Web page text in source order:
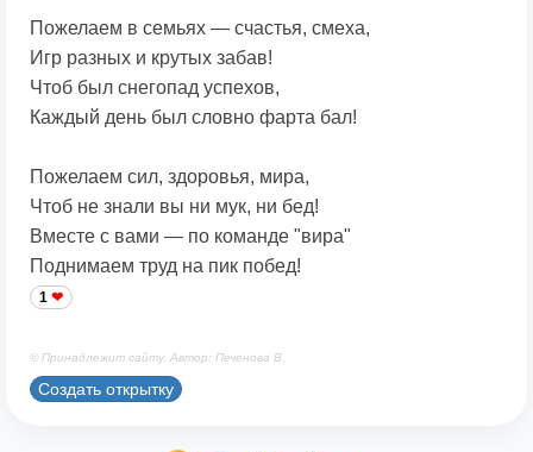
Пожелаем в семьях — счастья, смеха,
Игр разных и крутых забав!
Чтоб был снегопад успехов,
Каждый день был словно фарта бал!
Пожелаем сил, здоровья, мира,
Чтоб не знали вы ни мук, ни бед!
Вместе с вами — по команде "вира"
Поднимаем труд на пик побед!
1
© Принадлежит сайту. Автор: Печенова В.
Создать открытку